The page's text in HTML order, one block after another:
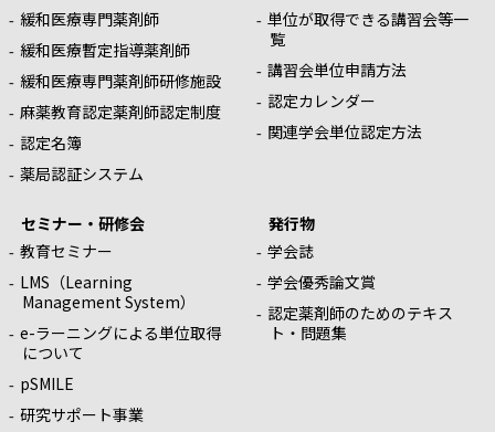
緩和医療専門薬剤師
緩和医療暫定指導薬剤師
緩和医療専門薬剤師研修施設
麻薬教育認定薬剤師認定制度
認定名簿
薬局認証システム
単位が取得できる講習会等一
覧
講習会単位申請方法
認定カレンダー
関連学会単位認定方法
セミナー・研修会
教育セミナー
LMS（Learning
Management System）
e-ラーニングによる単位取得
について
pSMILE
研究サポート事業
発行物
学会誌
学会優秀論文賞
認定薬剤師のためのテキス
ト・問題集